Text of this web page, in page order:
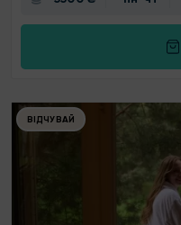
ВІДЧУВАЙ